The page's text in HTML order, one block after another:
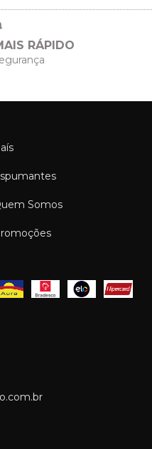
RÁPIDO
Somos